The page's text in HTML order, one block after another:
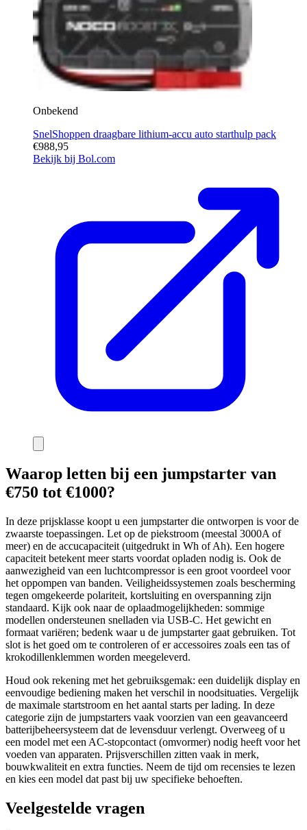
Onbekend
SnelShoppen draagbare lithium-accu auto starthulp pack
€988,95
Bekijk bij Bol.com
Waarop letten bij een jumpstarter van
€750 tot €1000?
In deze prijsklasse koopt u een jumpstarter die ontworpen is voor de
zwaarste toepassingen. Let op de piekstroom (meestal 3000A of
meer) en de accucapaciteit (uitgedrukt in Wh of Ah). Een hogere
capaciteit betekent meer starts voordat opladen nodig is. Ook de
aanwezigheid van een luchtcompressor is een groot voordeel voor
het oppompen van banden. Veiligheidssystemen zoals bescherming
tegen omgekeerde polariteit, kortsluiting en overspanning zijn
standaard. Kijk ook naar de oplaadmogelijkheden: sommige
modellen ondersteunen snelladen via USB-C. Het gewicht en
formaat variëren; bedenk waar u de jumpstarter gaat gebruiken. Tot
slot is het goed om te controleren of er accessoires zoals een tas of
krokodillenklemmen worden meegeleverd.
Houd ook rekening met het gebruiksgemak: een duidelijk display en
eenvoudige bediening maken het verschil in noodsituaties. Vergelijk
de maximale startstroom en het aantal starts per lading. In deze
categorie zijn de jumpstarters vaak voorzien van een geavanceerd
batterijbeheersysteem dat de levensduur verlengt. Overweeg of u
een model met een AC-stopcontact (omvormer) nodig heeft voor het
voeden van apparaten. Prijsverschillen zitten vaak in merk,
bouwkwaliteit en extra functies. Neem de tijd om recensies te lezen
en kies een model dat past bij uw specifieke behoeften.
Veelgestelde vragen